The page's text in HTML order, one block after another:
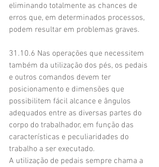
eliminando totalmente as chances de
erros que, em determinados processos,
podem resultar em problemas graves.
31.10.6 Nas operações que necessitem
também da utilização dos pés, os pedais
e outros comandos devem ter
posicionamento e dimensões que
possibilitem fácil alcance e ângulos
adequados entre as diversas partes do
corpo do trabalhador, em função das
características e peculiaridades do
trabalho a ser executado.
A utilização de pedais sempre chama a